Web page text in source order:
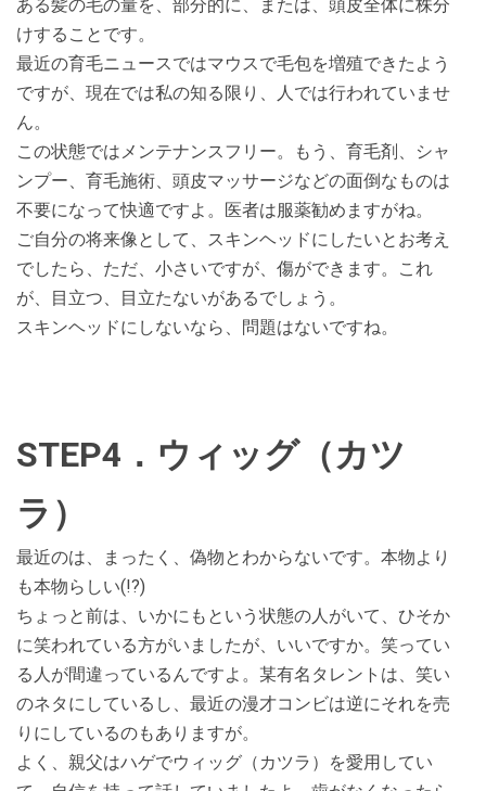
ある髪の毛の量を、部分的に、または、頭皮全体に株分
けすることです。
最近の育毛ニュースではマウスで毛包を増殖できたよう
ですが、現在では私の知る限り、人では行われていませ
ん。
この状態ではメンテナンスフリー。もう、育毛剤、シャ
ンプー、育毛施術、頭皮マッサージなどの面倒なものは
不要になって快適ですよ。医者は服薬勧めますがね。
ご自分の将来像として、スキンヘッドにしたいとお考え
でしたら、ただ、小さいですが、傷ができます。これ
が、目立つ、目立たないがあるでしょう。
スキンヘッドにしないなら、問題はないですね。
STEP4．ウィッグ（カツ
ラ）
最近のは、まったく、偽物とわからないです。本物より
も本物らしい(!?)
ちょっと前は、いかにもという状態の人がいて、ひそか
に笑われている方がいましたが、いいですか。笑ってい
る人が間違っているんですよ。某有名タレントは、笑い
のネタにしているし、最近の漫才コンビは逆にそれを売
りにしているのもありますが。
よく、親父はハゲでウィッグ（カツラ）を愛用してい